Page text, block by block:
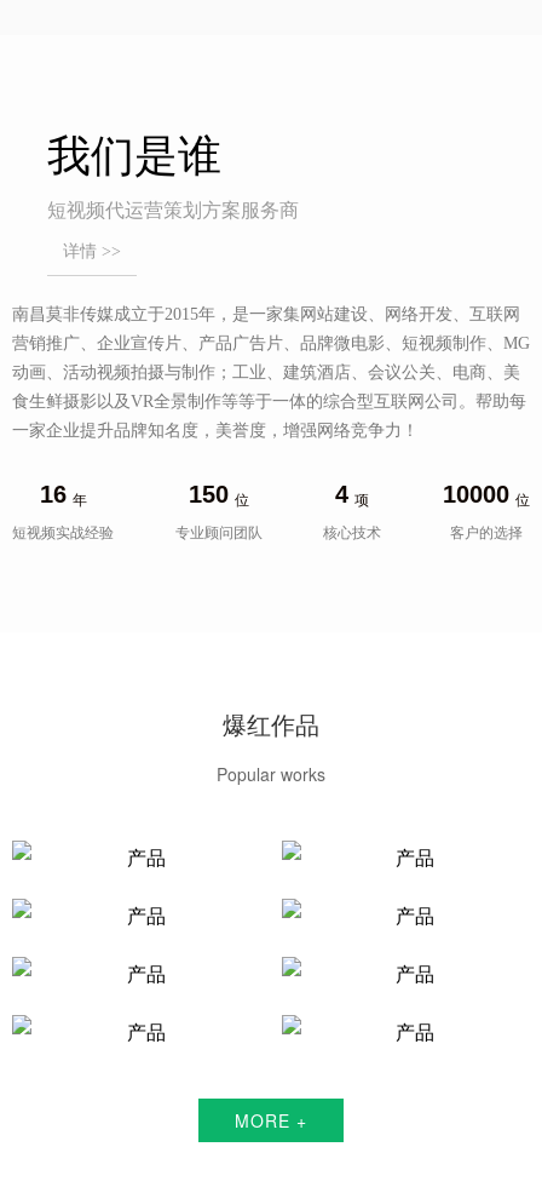
我们是谁
短视频代运营策划方案服务商
详情 >>
南昌莫非传媒成立于2015年，是一家集网站建设、网络开发、互联网
营销推广、企业宣传片、产品广告片、品牌微电影、短视频制作、MG
动画、活动视频拍摄与制作；工业、建筑酒店、会议公关、电商、美
食生鲜摄影以及VR全景制作等等于一体的综合型互联网公司。帮助每
一家企业提升品牌知名度，美誉度，增强网络竞争力！
16 年
短视频实战经验
150 位
专业顾问团队
4 项
核心技术
10000 位
客户的选择
爆红作品
Popular works
MORE +